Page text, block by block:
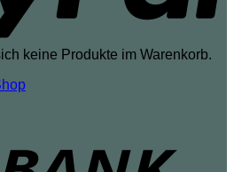
keine Produkte im Warenkorb.